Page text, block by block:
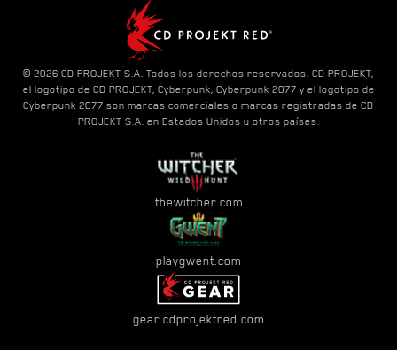
© 2026 CD PROJEKT S.A. Todos los derechos reservados. CD PROJEKT,
el logotipo de CD PROJEKT, Cyberpunk, Cyberpunk 2077 y el logotipo de
Cyberpunk 2077 son marcas comerciales o marcas registradas de CD
PROJEKT S.A. en Estados Unidos u otros países.
thewitcher.com
playgwent.com
gear.cdprojektred.com